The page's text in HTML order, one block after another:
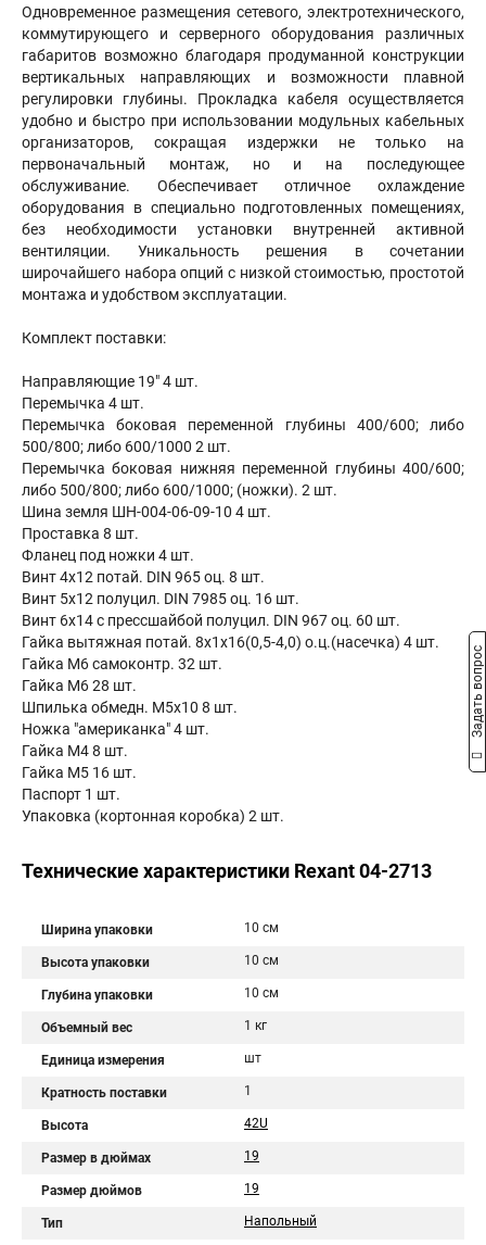
Одновременное размещения сетевого, электротехнического,
коммутирующего и серверного оборудования различных
габаритов возможно благодаря продуманной конструкции
вертикальных направляющих и возможности плавной
регулировки глубины. Прокладка кабеля осуществляется
удобно и быстро при использовании модульных кабельных
организаторов, сокращая издержки не только на
первоначальный монтаж, но и на последующее
обслуживание. Обеспечивает отличное охлаждение
оборудования в специально подготовленных помещениях,
без необходимости установки внутренней активной
вентиляции. Уникальность решения в сочетании
широчайшего набора опций с низкой стоимостью, простотой
монтажа и удобством эксплуатации.
Комплект поставки:
Направляющие 19" 4 шт.
Перемычка 4 шт.
Перемычка боковая переменной глубины 400/600; либо
500/800; либо 600/1000 2 шт.
Перемычка боковая нижняя переменной глубины 400/600;
либо 500/800; либо 600/1000; (ножки). 2 шт.
Шина земля ШН-004-06-09-10 4 шт.
Проставка 8 шт.
Фланец под ножки 4 шт.
Винт 4х12 потай. DIN 965 оц. 8 шт.
Винт 5х12 полуцил. DIN 7985 оц. 16 шт.
Винт 6х14 с прессшайбой полуцил. DIN 967 оц. 60 шт.
Гайка вытяжная потай. 8х1х16(0,5-4,0) о.ц.(насечка) 4 шт.
Гайка М6 самоконтр. 32 шт.
Гайка М6 28 шт.
Шпилька обмедн. М5х10 8 шт.
Ножка "американка" 4 шт.
Гайка М4 8 шт.
Гайка М5 16 шт.
Паспорт 1 шт.
Упаковка (кортонная коробка) 2 шт.
Технические характеристики Rexant 04-2713
Ширина упаковки 10 см
Высота упаковки 10 см
Глубина упаковки 10 см
Объемный вес 1 кг
Единица измерения шт
Кратность поставки 1
Высота 42U
Размер в дюймах 19
Размер дюймов 19
Тип Напольный
Задать вопрос